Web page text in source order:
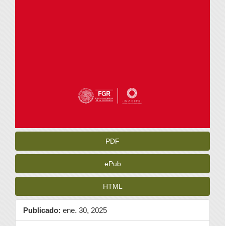
PDF
ePub
HTML
Publicado: ene. 30, 2025